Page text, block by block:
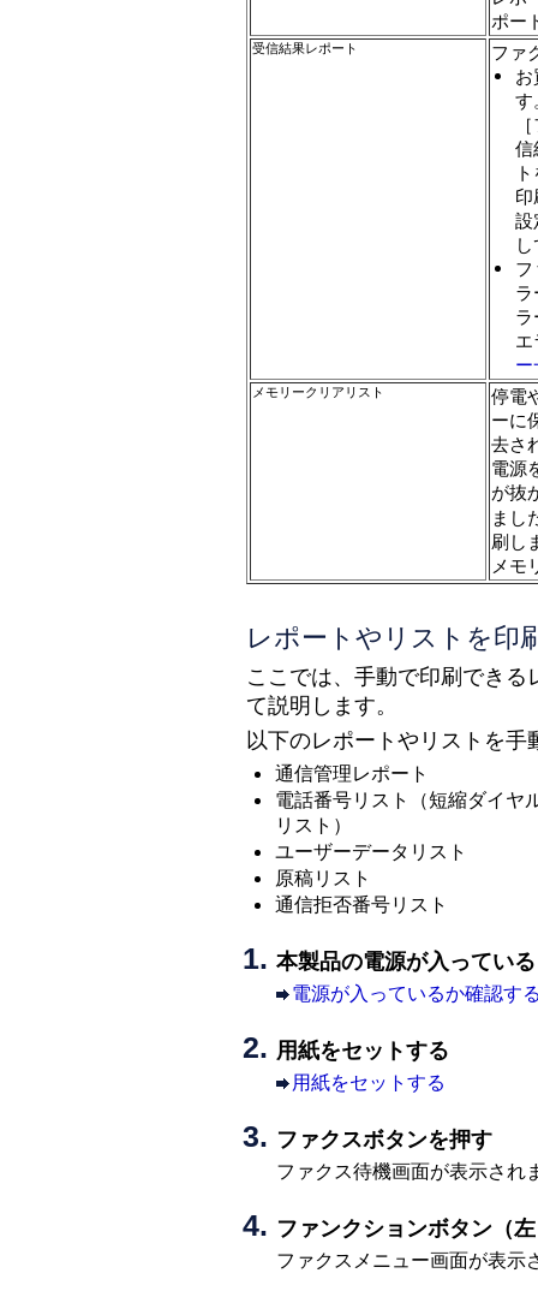
ポー
受信結果レポート
ファ
お
す
［
信
印
設
フ
ラ
ラ
エ
ー
メモリークリアリスト
停電
ーに
去さ
電源
が抜
まし
刷し
メモ
レポートやリストを印
ここでは、手動で印刷でき
て説明します。
以下のレポートやリストを手
通信管理レポート
電話番号リスト（短縮ダイヤ
リスト）
ユーザーデータリスト
原稿リスト
通信拒否番号リスト
本製品の電源が入ってい
電源が入っているか確認す
用紙をセットする
用紙をセットする
ファクスボタンを押す
ファクス待機画面が表示され
ファンクションボタン（
ファクスメニュー画面が表示